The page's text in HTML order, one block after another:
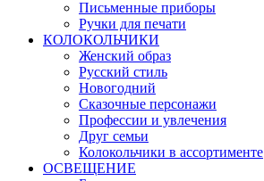
Письменные приборы
Ручки для печати
КОЛОКОЛЬЧИКИ
Женский образ
Русский стиль
Новогодний
Сказочные персонажи
Профессии и увлечения
Друг семьи
Колокольчики в ассортименте
ОСВЕЩЕНИЕ